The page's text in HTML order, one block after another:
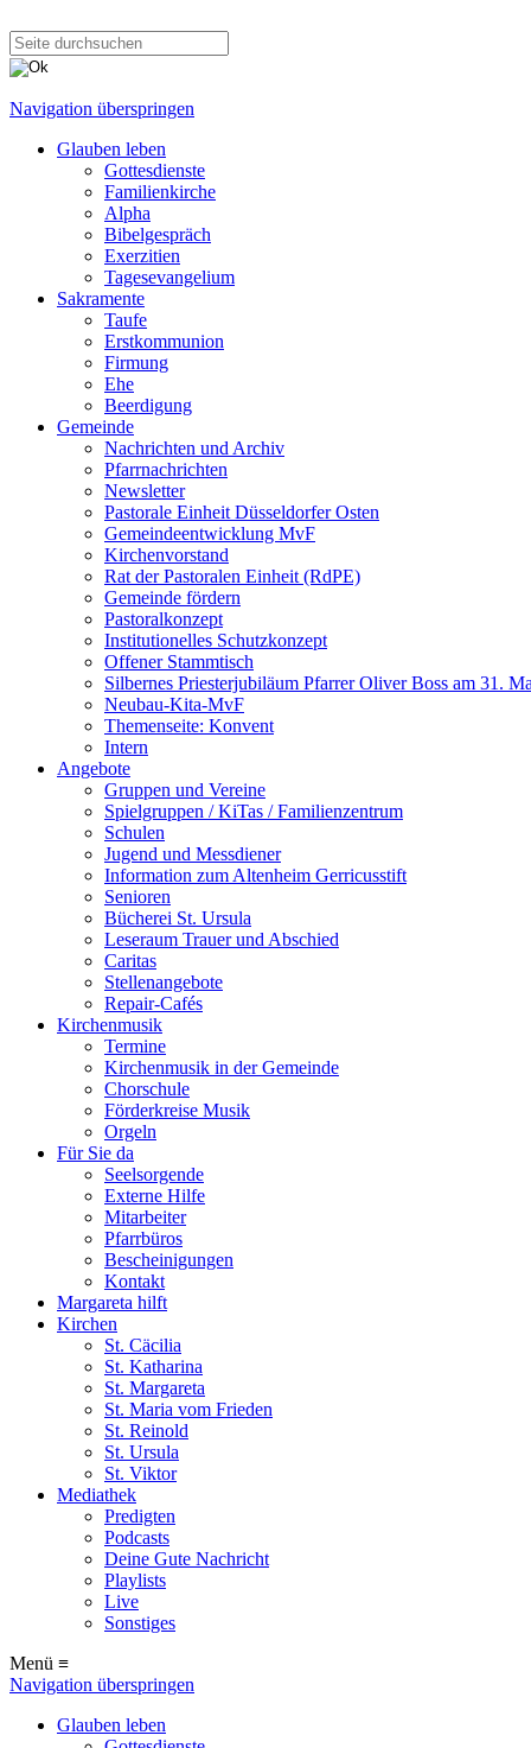
Navigation überspringen
Glauben leben
Gottesdienste
Familienkirche
Alpha
Bibelgespräch
Exerzitien
Tagesevangelium
Sakramente
Taufe
Erstkommunion
Firmung
Ehe
Beerdigung
Gemeinde
Nachrichten und Archiv
Pfarrnachrichten
Newsletter
Pastorale Einheit Düsseldorfer Osten
Gemeindeentwicklung MvF
Kirchenvorstand
Rat der Pastoralen Einheit (RdPE)
Gemeinde fördern
Pastoralkonzept
Institutionelles Schutzkonzept
Offener Stammtisch
Silbernes Priesterjubiläum Pfarrer Oliver Boss am 31.
Neubau-Kita-MvF
Themenseite: Konvent
Intern
Angebote
Gruppen und Vereine
Spielgruppen / KiTas / Familienzentrum
Schulen
Jugend und Messdiener
Information zum Altenheim Gerricusstift
Senioren
Bücherei St. Ursula
Leseraum Trauer und Abschied
Caritas
Stellenangebote
Repair-Cafés
Kirchenmusik
Termine
Kirchenmusik in der Gemeinde
Chorschule
Förderkreise Musik
Orgeln
Für Sie da
Seelsorgende
Externe Hilfe
Mitarbeiter
Pfarrbüros
Bescheinigungen
Kontakt
Margareta hilft
Kirchen
St. Cäcilia
St. Katharina
St. Margareta
St. Maria vom Frieden
St. Reinold
St. Ursula
St. Viktor
Mediathek
Predigten
Podcasts
Deine Gute Nachricht
Playlists
Live
Sonstiges
Menü ≡
Navigation überspringen
Glauben leben